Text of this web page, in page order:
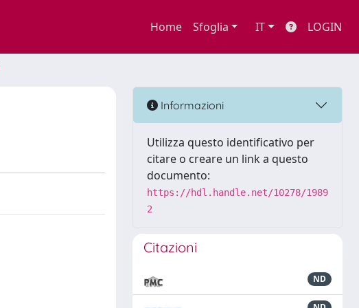
Home Sfoglia IT LOGIN
Informazioni
Utilizza questo identificativo per
citare o creare un link a questo
documento:
https://hdl.handle.net/10278/1989
2
Citazioni
ND